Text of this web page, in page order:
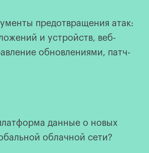
предотвращения атак:
и устройств, веб-
обновлениями, патч-
данные о новых
облачной сети?